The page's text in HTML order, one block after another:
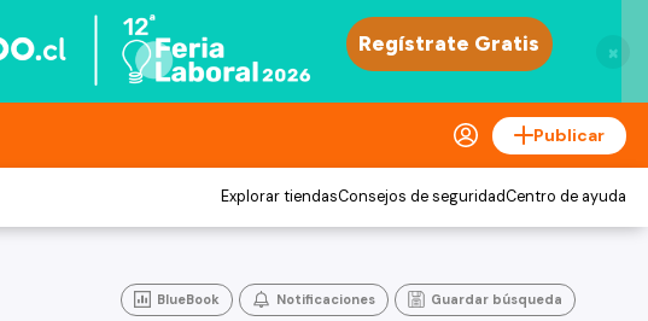
×
Publicar
Explorar tiendasConsejos de seguridadCentro de ayuda
BlueBook Notificaciones Guardar búsqueda